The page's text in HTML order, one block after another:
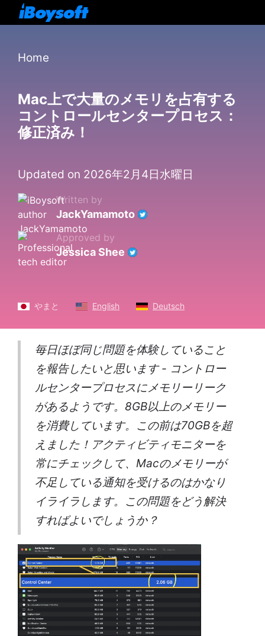
Home
Mac上で大量のメモリを占有する
コントロールセンタープロセス：
修正済み！
Updated on 2026年2月4日水曜日
Written by
JackYamamoto
Approved by
Jessica Shee
やまと English Deutsch
毎日ほぼ同じ問題を体験していること
を報告したいと思います - コントロー
ルセンタープロセスにメモリーリーク
があるようです。8GB以上のメモリー
を消費しています。この前は70GBを超
えました！アクティビティモニターを
常にチェックして、Macのメモリーが
不足している通知を受けるのはかなり
イライラします。この問題をどう解決
すればよいでしょうか？